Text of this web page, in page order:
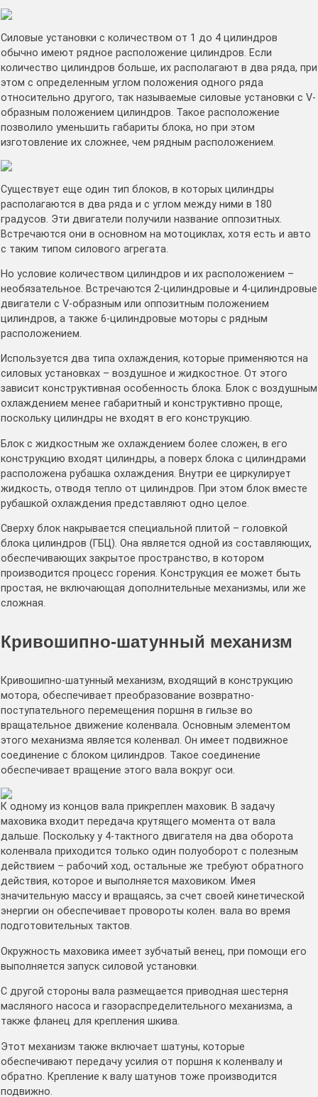
Силовые установки с количеством от 1 до 4 цилиндров
обычно имеют рядное расположение цилиндров. Если
количество цилиндров больше, их располагают в два ряда, при
этом с определенным углом положения одного ряда
относительно другого, так называемые силовые установки с V-
образным положением цилиндров. Такое расположение
позволило уменьшить габариты блока, но при этом
изготовление их сложнее, чем рядным расположением.
Существует еще один тип блоков, в которых цилиндры
располагаются в два ряда и с углом между ними в 180
градусов. Эти двигатели получили название оппозитных.
Встречаются они в основном на мотоциклах, хотя есть и авто
с таким типом силового агрегата.
Но условие количеством цилиндров и их расположением –
необязательное. Встречаются 2-цилиндровые и 4-цилиндровые
двигатели с V-образным или оппозитным положением
цилиндров, а также 6-цилиндровые моторы с рядным
расположением.
Используется два типа охлаждения, которые применяются на
силовых установках – воздушное и жидкостное. От этого
зависит конструктивная особенность блока. Блок с воздушным
охлаждением менее габаритный и конструктивно проще,
поскольку цилиндры не входят в его конструкцию.
Блок с жидкостным же охлаждением более сложен, в его
конструкцию входят цилиндры, а поверх блока с цилиндрами
расположена рубашка охлаждения. Внутри ее циркулирует
жидкость, отводя тепло от цилиндров. При этом блок вместе
рубашкой охлаждения представляют одно целое.
Сверху блок накрывается специальной плитой – головкой
блока цилиндров (ГБЦ). Она является одной из составляющих,
обеспечивающих закрытое пространство, в котором
производится процесс горения. Конструкция ее может быть
простая, не включающая дополнительные механизмы, или же
сложная.
Кривошипно-шатунный механизм
Кривошипно-шатунный механизм, входящий в конструкцию
мотора, обеспечивает преобразование возвратно-
поступательного перемещения поршня в гильзе во
вращательное движение коленвала. Основным элементом
этого механизма является коленвал. Он имеет подвижное
соединение с блоком цилиндров. Такое соединение
обеспечивает вращение этого вала вокруг оси.
К одному из концов вала прикреплен маховик. В задачу
маховика входит передача крутящего момента от вала
дальше. Поскольку у 4-тактного двигателя на два оборота
коленвала приходится только один полуоборот с полезным
действием – рабочий ход, остальные же требуют обратного
действия, которое и выполняется маховиком. Имея
значительную массу и вращаясь, за счет своей кинетической
энергии он обеспечивает провороты колен. вала во время
подготовительных тактов.
Окружность маховика имеет зубчатый венец, при помощи его
выполняется запуск силовой установки.
С другой стороны вала размещается приводная шестерня
масляного насоса и газораспределительного механизма, а
также фланец для крепления шкива.
Этот механизм также включает шатуны, которые
обеспечивают передачу усилия от поршня к коленвалу и
обратно. Крепление к валу шатунов тоже производится
подвижно.